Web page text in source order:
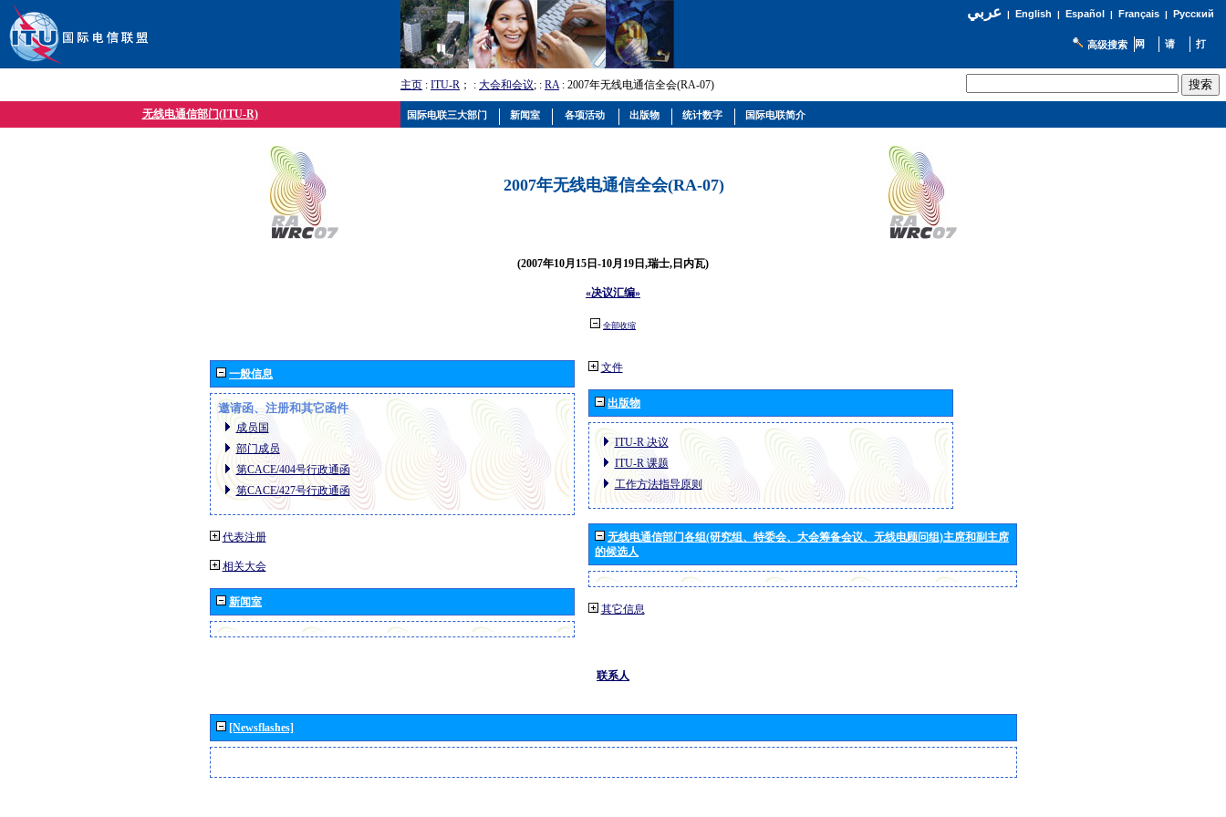
عربي| English | Español | Français| Русский
高级搜索
主页 : ITU-R ； : 大会和会议; : RA: 2007年无线电通信全会(RA-07)
无线电通信部门(ITU-R)
2007年无线电通信全会(RA-07)
(2007年10月15日-10月19日,瑞士,日内瓦)
«决议汇编»
全部收缩
一般信息
邀请函、注册和其它函件
成员国
部门成员
第CACE/404号行政通函
第CACE/427号行政通函
代表注册
相关大会
新闻室
文件
出版物
ITU-R 决议
ITU-R 课题
工作方法指导原则
无线电通信部门各组(研究组、特委会、大会筹备会议、无线电顾问组)主席和副主席
的候选人
其它信息
联系人
[Newsflashes]
国际电联三大部门 新闻室 各项活动 出版物 统计数字 国际电联简介